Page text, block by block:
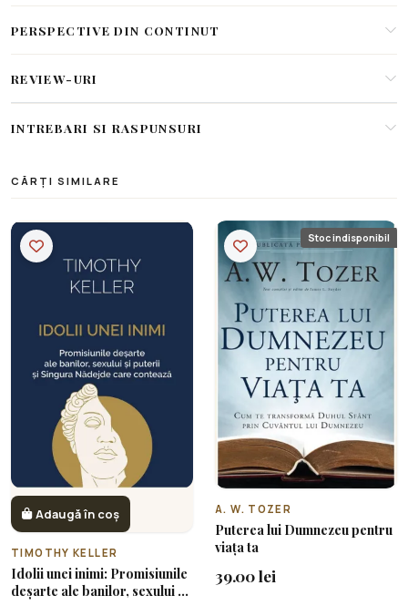
PERSPECTIVE DIN CONTINUT
REVIEW-URI
INTREBARI SI RASPUNSURI
CĂRȚI SIMILARE
Adaugă în coș
TIMOTHY KELLER
Idolii unei inimi: Promisiunile
deșarte ale banilor, sexului și
Stoc indisponibil
A. W. TOZER
Puterea lui Dumnezeu pentru
viața ta
39.00 lei